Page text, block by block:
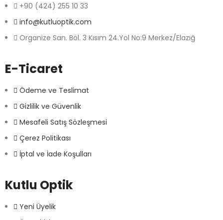
+90 (424) 255 10 33
info@kutluoptik.com
Organize San. Böl. 3 Kısım 24.Yol No:9 Merkez/Elazığ
E-Ticaret
Ödeme ve Teslimat
Gizlilik ve Güvenlik
Mesafeli Satış Sözleşmesi
Çerez Politikası
İptal ve İade Koşulları
Kutlu Optik
Yeni Üyelik